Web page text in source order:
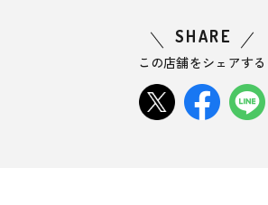
SHARE
この店舗をシェアする